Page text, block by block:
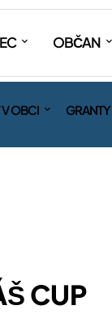
OBČAN
V OBCI
CUP